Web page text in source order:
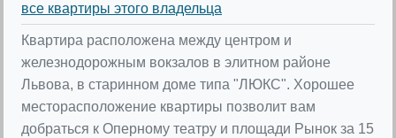
все квартиры этого владельца
Квартира расположена между центром и
железнодорожным вокзалов в элитном районе
Львова, в старинном доме типа "ЛЮКС". Хорошее
месторасположение квартиры позволит вам
добраться к Оперному театру и площади Рынок за 15